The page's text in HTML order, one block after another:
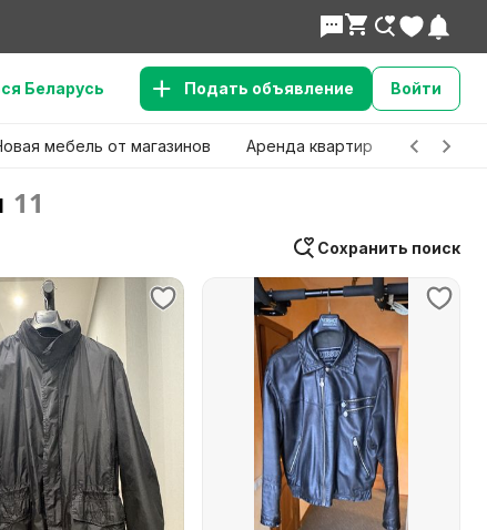
Беларусь Подать объявление Войти
мебель от магазинов Аренда квартир Детские
11
Сохранить поиск